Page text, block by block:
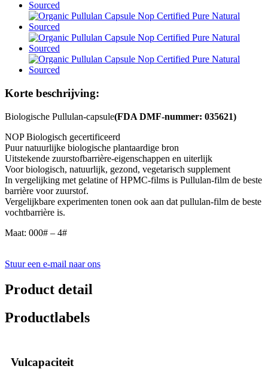
Korte beschrijving:
Biologische Pullulan-capsule(FDA DMF-nummer: 035621)
NOP Biologisch gecertificeerd
Puur natuurlijke biologische plantaardige bron
Uitstekende zuurstofbarrière-eigenschappen en uiterlijk
Voor biologisch, natuurlijk, gezond, vegetarisch supplement
In vergelijking met gelatine of HPMC-films is Pullulan-film de beste
barrière voor zuurstof.
Vergelijkbare experimenten tonen ook aan dat pullulan-film de beste
vochtbarrière is.
Maat: 000# – 4#
Stuur een e-mail naar ons
Product detail
Productlabels
Vulcapaciteit